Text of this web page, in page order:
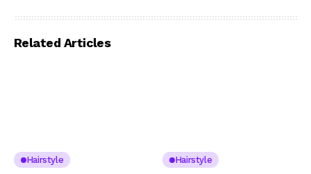
Related Articles
Hairstyle Hairstyle